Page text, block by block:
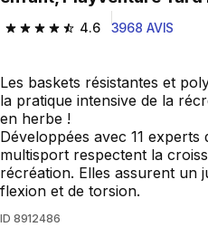
4.6
4.6 out of 5 stars from 3968
3968 AVIS
Les baskets résistantes et
la pratique intensive de la
en herbe !
Développées avec 11
multisport respectent la
récréation. Elles assurent un
flexion et de torsion.
ID 8912486